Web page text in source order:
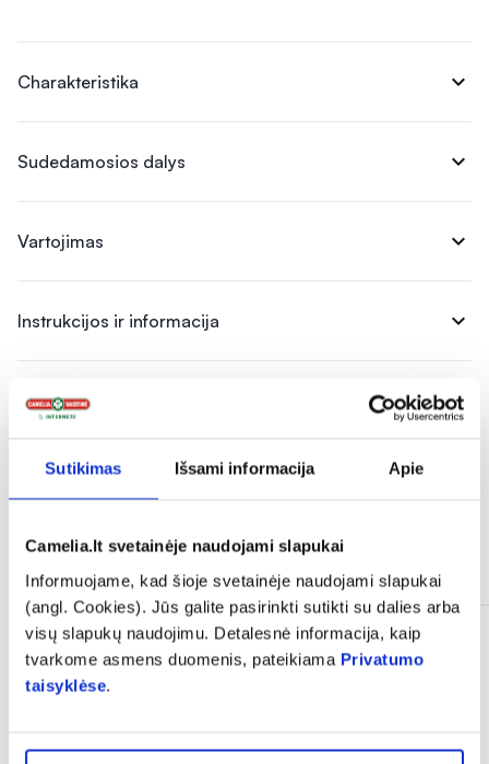
Sutikimas Išsami informacija Apie
Camelia.lt svetainėje naudojami slapukai
Informuojame, kad šioje svetainėje naudojami slapukai
(angl. Cookies). Jūs galite pasirinkti sutikti su dalies arba
visų slapukų naudojimu. Detalesnė informacija, kaip
tvarkome asmens duomenis, pateikiama Privatumo
taisyklėse.
Charakteristika expand_more
Sudedamosios dalys expand_more
Vartojimas expand_more
Instrukcijos ir informacija expand_more
Atsiliepimai expand_more
Panašios prekės